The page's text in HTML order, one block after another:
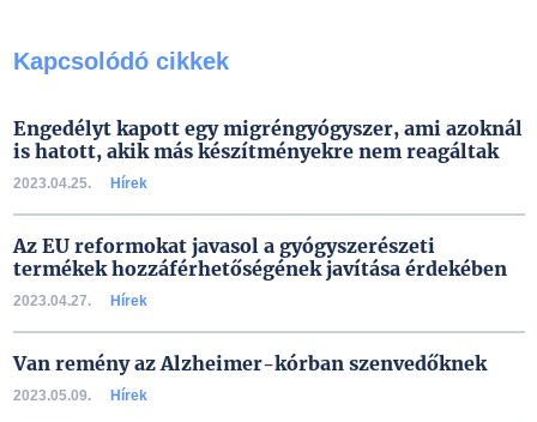
Kapcsolódó cikkek
Engedélyt kapott egy migréngyógyszer, ami azoknál
is hatott, akik más készítményekre nem reagáltak
2023.04.25. Hírek
Az EU reformokat javasol a gyógyszerészeti
termékek hozzáférhetőségének javítása érdekében
2023.04.27. Hírek
Van remény az Alzheimer-kórban szenvedőknek
2023.05.09. Hírek